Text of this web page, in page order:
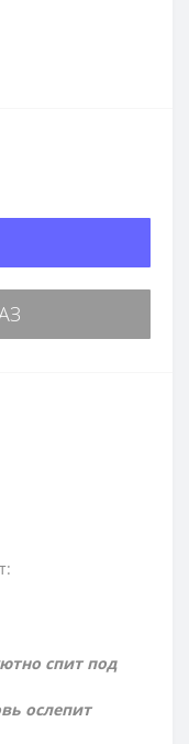
спит под
ослепит